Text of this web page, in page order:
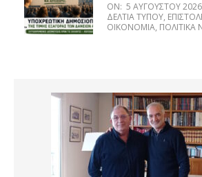
ON: 5 ΑΥΓΟΎΣΤΟΥ 2026
ΔΕΛΤΊΑ ΤΎΠΟΥ,
ΟΙΚΟΝΟΜΊΑ, ΠΟΛΙΤΙΚΆ